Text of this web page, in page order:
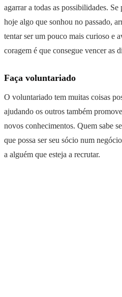
agarrar a todas as possibilidades.
hoje algo que sonhou no passado,
tentar ser um pouco mais curioso e
coragem é que consegue vencer as
Faça voluntariado
O voluntariado tem muitas coisas
ajudando os outros também
novos conhecimentos. Quem sabe
que possa ser seu sócio num
a alguém que esteja a recrutar.